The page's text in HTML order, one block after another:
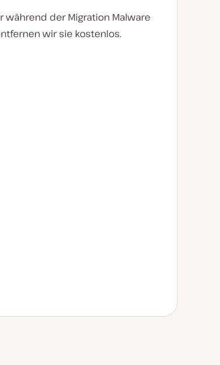
während der Migration Malware
wir sie kostenlos.